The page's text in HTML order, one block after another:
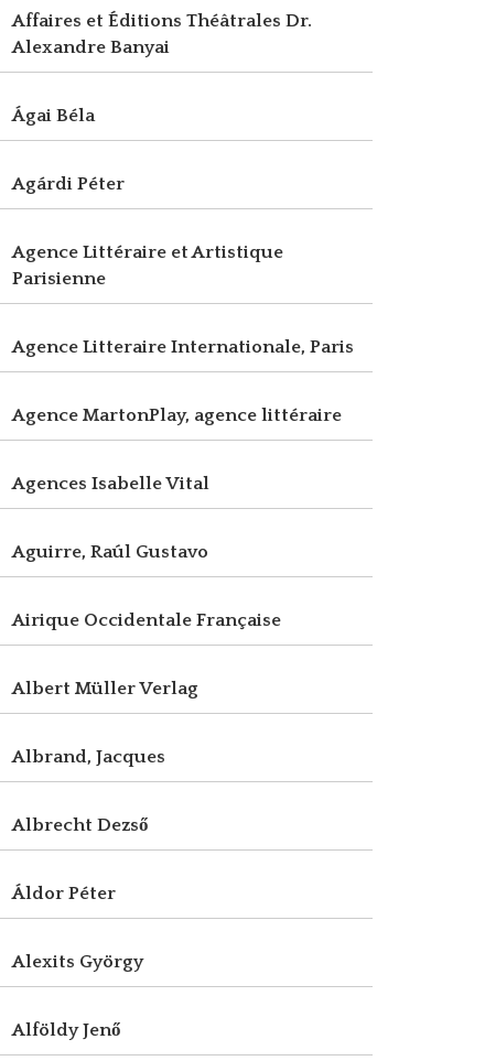
Affaires et Éditions Théâtrales Dr.
Alexandre Banyai
Ágai Béla
Agárdi Péter
Agence Littéraire et Artistique
Parisienne
Agence Litteraire Internationale, Paris
Agence MartonPlay, agence littéraire
Agences Isabelle Vital
Aguirre, Raúl Gustavo
Airique Occidentale Française
Albert Müller Verlag
Albrand, Jacques
Albrecht Dezső
Áldor Péter
Alexits György
Alföldy Jenő